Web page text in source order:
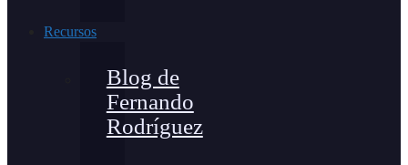
Recursos
Blog de
Fernando
Rodríguez